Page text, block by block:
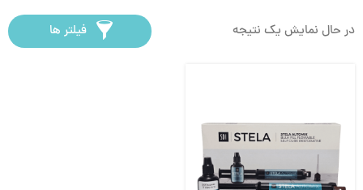
در حال نمایش یک نتیجه فیلتر ها